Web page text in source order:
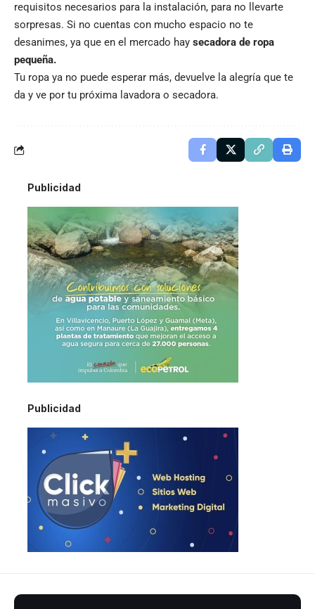
requisitos necesarios para la instalación, para no llevarte
sorpresas. Si no cuentas con mucho espacio no te
desanimes, ya que en el mercado hay secadora de ropa
pequeña.
Tu ropa ya no puede esperar más, devuelve la alegría que te
da y ve por tu próxima lavadora o secadora.
Publicidad
Publicidad